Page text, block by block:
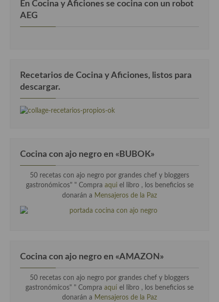
En Cocina y Aficiones se cocina con un robot
AEG
Recetarios de Cocina y Aficiones, listos para
descargar.
Cocina con ajo negro en «BUBOK»
50 recetas con ajo negro por grandes chef y bloggers
gastronómicos" " Compra aqui el libro , los beneficios se
donarán a Mensajeros de la Paz
Cocina con ajo negro en «AMAZON»
50 recetas con ajo negro por grandes chef y bloggers
gastronómicos" " Compra aquí el libro , los beneficios se
donarán a Mensajeros de la Paz